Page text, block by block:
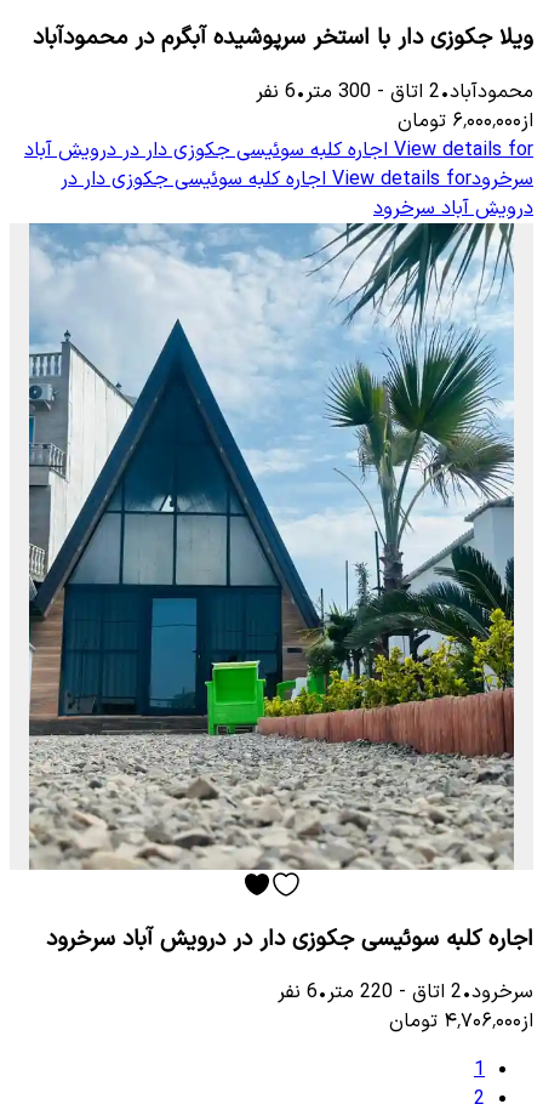
ویلا جکوزی دار با استخر سرپوشیده آبگرم در محمودآباد
محمودآباد•
2 اتاق -
300 متر•
6 نفر
از۶٬۰۰۰٬۰۰۰ تومان
View details for اجاره کلبه سوئیسی جکوزی دار در درویش آباد
سرخرودView details for اجاره کلبه سوئیسی جکوزی دار در
درویش آباد سرخرود
اجاره کلبه سوئیسی جکوزی دار در درویش آباد سرخرود
سرخرود•
2 اتاق -
220 متر•
6 نفر
از۴٬۷۰۶٬۰۰۰ تومان
1